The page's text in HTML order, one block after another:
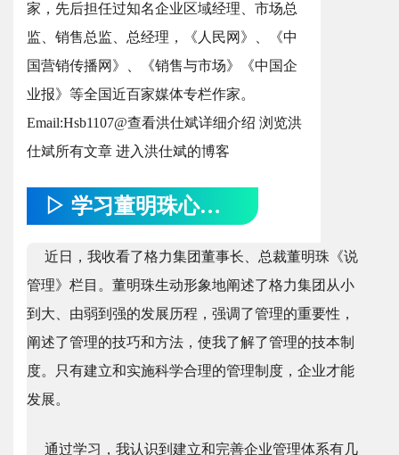
家，先后担任过知名企业区域经理、市场总
监、销售总监、总经理，《人民网》、《中
国营销传播网》、《销售与市场》《中国企
业报》等全国近百家媒体专栏作家。
Email:Hsb1107@查看洪仕斌详细介绍 浏览洪
仕斌所有文章 进入洪仕斌的博客
▷ 学习董明珠心得 ◁
近日，我收看了格力集团董事长、总裁董明珠《说
管理》栏目。董明珠生动形象地阐述了格力集团从小
到大、由弱到强的发展历程，强调了管理的重要性，
阐述了管理的技巧和方法，使我了解了管理的技本制
度。只有建立和实施科学合理的管理制度，企业才能
发展。
通过学习，我认识到建立和完善企业管理体系有几